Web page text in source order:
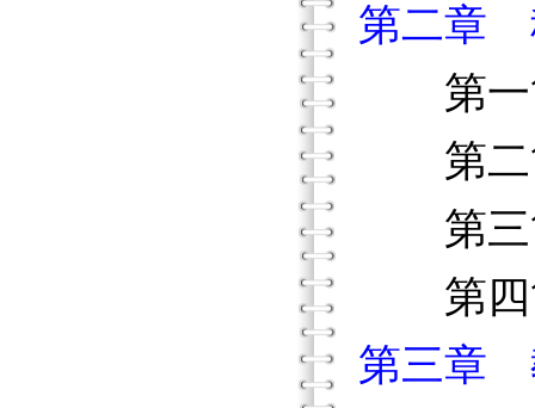
第二章
第一
第二
第三
第四
第三章